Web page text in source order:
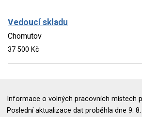
Vedoucí skladu
Chomutov
37 500 Kč
Informace o volných pracovních místech
Poslední aktualizace dat proběhla dne 9. 8.